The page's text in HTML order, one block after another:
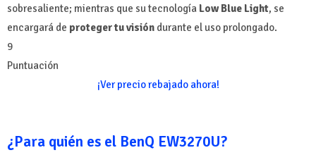
sobresaliente; mientras que su tecnología Low Blue Light, se
encargará de proteger tu visión durante el uso prolongado.
9
Puntuación
¡Ver precio rebajado ahora!
¿Para quién es el BenQ EW3270U?